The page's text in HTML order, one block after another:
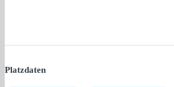
Platzdaten